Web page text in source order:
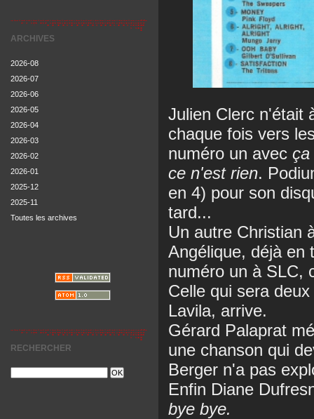
ARCHIVES
2026-08
2026-07
2026-06
2026-05
2026-04
2026-03
2026-02
2026-01
2025-12
2025-11
Toutes les archives
RECHERCHER
Julien Clerc n'était
chaque fois vers
numéro un avec ça
ce n'est rien.
en 4) pour son
tard...
Un autre Christian
Angélique, déjà en
numéro un à SLC,
Celle qui sera
Lavila, arrive.
Gérard Palaprat
une chanson qui
Berger n'a pas
Enfin Diane
bye bye.